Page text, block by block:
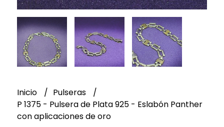
Inicio
Pulseras
P 1375 - Pulsera de Plata 925 - Eslabón Panther
con aplicaciones de oro